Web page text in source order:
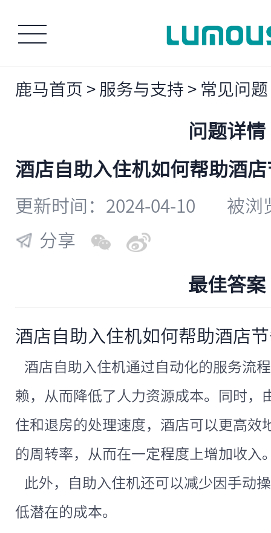
鹿马首页 > 服务与支持 > 常见问题
问题详情
酒店自助入住机如何帮助酒
更新时间：2024-04-10
被浏
分享
最佳答案
酒店自助入住机如何帮助酒店
酒店自助入住机通过自动化的服务流
赖，从而降低了人力资源成本。同时，
住和退房的处理速度，酒店可以更高效
的周转率，从而在一定程度上增加收入
此外，自助入住机还可以减少因手动
低潜在的成本。